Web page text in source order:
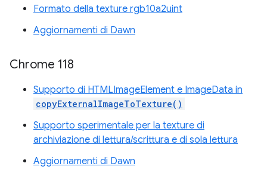
Formato della texture rgb10a2uint
Aggiornamenti di Dawn
Chrome 118
Supporto di HTMLImageElement e ImageData in
copyExternalImageToTexture()
Supporto sperimentale per la texture di
archiviazione di lettura/scrittura e di sola lettura
Aggiornamenti di Dawn